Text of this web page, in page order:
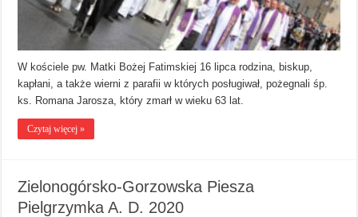
W kościele pw. Matki Bożej Fatimskiej 16 lipca rodzina, biskup,
kapłani, a także wierni z parafii w których posługiwał, pożegnali śp.
ks. Romana Jarosza, który zmarł w wieku 63 lat.
Czytaj więcej »
Zielonogórsko-Gorzowska Piesza
Pielgrzymka A. D. 2020